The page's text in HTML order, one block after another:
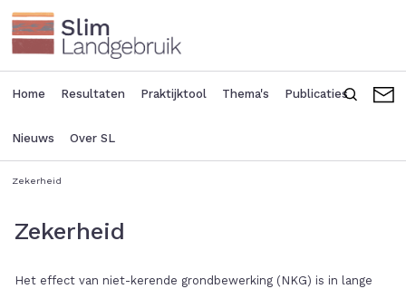
Overslaan
en
naar
de
inhoud
Main
navigation
Home Resultaten Praktijktool Thema's Publicaties
Nieuws Over SL
menu
Zoeken
Zekerheid
Zekerheid
Het effect van niet-kerende grondbewerking (NKG) is in lange